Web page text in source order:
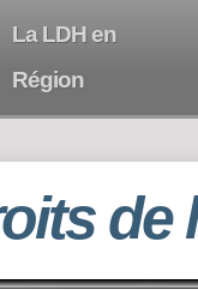
La LDH en
Région
de